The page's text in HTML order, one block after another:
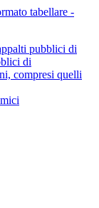
tabellare -
pubblici di
di
compresi quelli